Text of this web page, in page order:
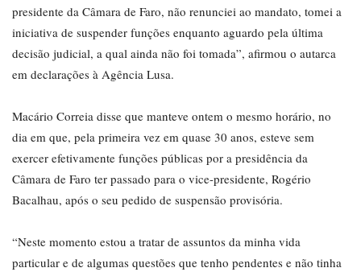
presidente da Câmara de Faro, não renunciei ao mandato, tomei a
iniciativa de suspender funções enquanto aguardo pela última
decisão judicial, a qual ainda não foi tomada”, afirmou o autarca
em declarações à Agência Lusa.
Macário Correia disse que manteve ontem o mesmo horário, no
dia em que, pela primeira vez em quase 30 anos, esteve sem
exercer efetivamente funções públicas por a presidência da
Câmara de Faro ter passado para o vice-presidente, Rogério
Bacalhau, após o seu pedido de suspensão provisória.
“Neste momento estou a tratar de assuntos da minha vida
particular e de algumas questões que tenho pendentes e não tinha